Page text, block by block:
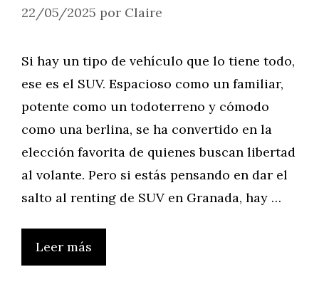
22/05/2025 por Claire
Si hay un tipo de vehículo que lo tiene todo,
ese es el SUV. Espacioso como un familiar,
potente como un todoterreno y cómodo
como una berlina, se ha convertido en la
elección favorita de quienes buscan libertad
al volante. Pero si estás pensando en dar el
salto al renting de SUV en Granada, hay …
Leer más